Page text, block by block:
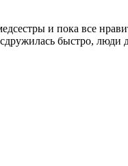
и пока все
быстро,